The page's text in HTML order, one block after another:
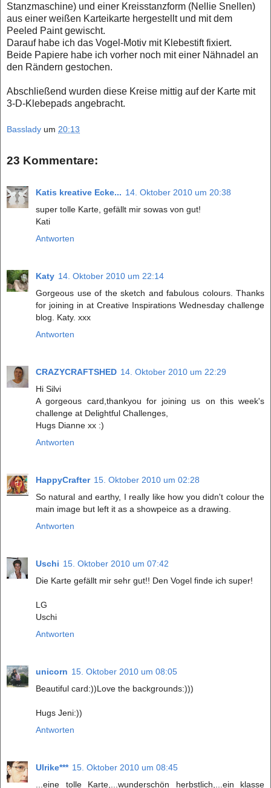
Stanzmaschine) und einer Kreisstanzform (Nellie Snellen)
aus einer weißen Karteikarte hergestellt und mit dem
Peeled Paint gewischt.
Darauf habe ich das Vogel-Motiv mit Klebestift fixiert.
Beide Papiere habe ich vorher noch mit einer Nähnadel an
den Rändern gestochen.
Abschließend wurden diese Kreise mittig auf der Karte mit
3-D-Klebepads angebracht.
Basslady um 20:13
23 Kommentare:
Katis kreative Ecke... 14. Oktober 2010 um 20:38
super tolle Karte, gefällt mir sowas von gut!
Kati
Antworten
Katy 14. Oktober 2010 um 22:14
Gorgeous use of the sketch and fabulous colours. Thanks
for joining in at Creative Inspirations Wednesday challenge
blog. Katy. xxx
Antworten
CRAZYCRAFTSHED 14. Oktober 2010 um 22:29
Hi Silvi
A gorgeous card,thankyou for joining us on this week's
challenge at Delightful Challenges,
Hugs Dianne xx :)
Antworten
HappyCrafter 15. Oktober 2010 um 02:28
So natural and earthy, I really like how you didn't colour the
main image but left it as a showpeice as a drawing.
Antworten
Uschi 15. Oktober 2010 um 07:42
Die Karte gefällt mir sehr gut!! Den Vogel finde ich super!
LG
Uschi
Antworten
unicorn 15. Oktober 2010 um 08:05
Beautiful card:))Love the backgrounds:)))
Hugs Jeni:))
Antworten
Ulrike*** 15. Oktober 2010 um 08:45
...eine tolle Karte,...wunderschön herbstlich,...ein klasse